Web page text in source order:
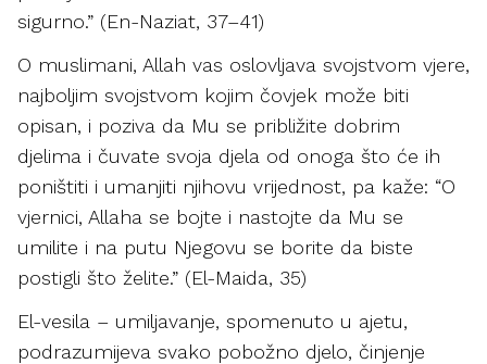
sigurno.” (En-Naziat, 37–41)
O muslimani, Allah vas oslovljava svojstvom vjere,
najboljim svojstvom kojim čovjek može biti
opisan, i poziva da Mu se približite dobrim
djelima i čuvate svoja djela od onoga što će ih
poništiti i umanjiti njihovu vrijednost, pa kaže: “O
vjernici, Allaha se bojte i nastojte da Mu se
umilite i na putu Njegovu se borite da biste
postigli što želite.” (El-Maida, 35)
El-vesila – umiljavanje, spomenuto u ajetu,
podrazumijeva svako pobožno djelo, činjenje